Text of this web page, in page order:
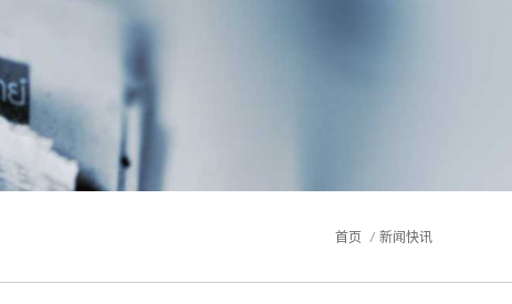
首页 / 新闻快讯